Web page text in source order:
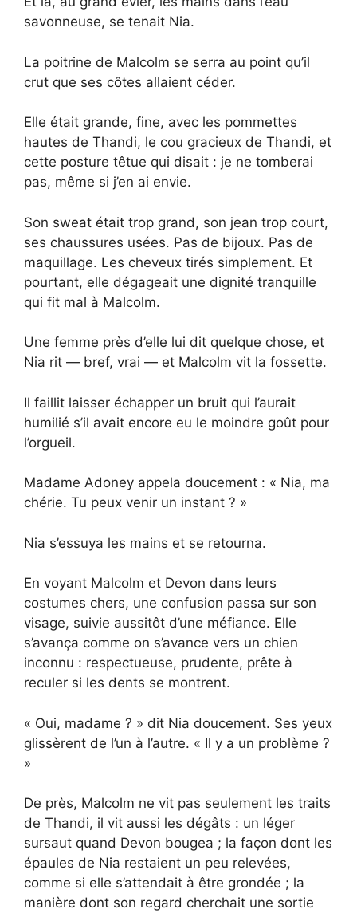
savonneuse, se tenait Nia.
La poitrine de Malcolm se serra au point qu’il
crut que ses côtes allaient céder.
Elle était grande, fine, avec les pommettes
hautes de Thandi, le cou gracieux de Thandi, et
cette posture têtue qui disait : je ne tomberai
pas, même si j’en ai envie.
Son sweat était trop grand, son jean trop court,
ses chaussures usées. Pas de bijoux. Pas de
maquillage. Les cheveux tirés simplement. Et
pourtant, elle dégageait une dignité tranquille
qui fit mal à Malcolm.
Une femme près d’elle lui dit quelque chose, et
Nia rit — bref, vrai — et Malcolm vit la fossette.
Il faillit laisser échapper un bruit qui l’aurait
humilié s’il avait encore eu le moindre goût pour
l’orgueil.
Madame Adoney appela doucement : « Nia, ma
chérie. Tu peux venir un instant ? »
Nia s’essuya les mains et se retourna.
En voyant Malcolm et Devon dans leurs
costumes chers, une confusion passa sur son
visage, suivie aussitôt d’une méfiance. Elle
s’avança comme on s’avance vers un chien
inconnu : respectueuse, prudente, prête à
reculer si les dents se montrent.
« Oui, madame ? » dit Nia doucement. Ses yeux
glissèrent de l’un à l’autre. « Il y a un problème ?
»
De près, Malcolm ne vit pas seulement les traits
de Thandi, il vit aussi les dégâts : un léger
sursaut quand Devon bougea ; la façon dont les
épaules de Nia restaient un peu relevées,
comme si elle s’attendait à être grondée ; la
manière dont son regard cherchait une sortie